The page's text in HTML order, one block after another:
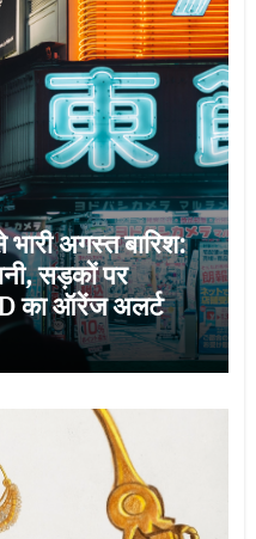
अगस्त बारिश:
सड़कों पर
का ऑरेंज अलर्ट